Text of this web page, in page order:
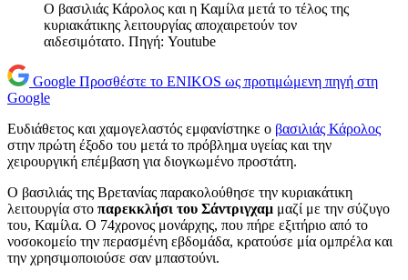
Ο βασιλιάς Κάρολος και η Καμίλα μετά το τέλος της
κυριακάτικης λειτουργίας αποχαιρετούν τον
αιδεσιμότατο. Πηγή: Youtube
Google Προσθέστε το ENIKOS ως προτιμώμενη πηγή στη
Google
Ευδιάθετος και χαμογελαστός εμφανίστηκε ο βασιλιάς Κάρολος
στην πρώτη έξοδο του μετά το πρόβλημα υγείας και την
χειρουργική επέμβαση για διογκωμένο προστάτη.
Ο βασιλιάς της Βρετανίας παρακολούθησε την κυριακάτικη
λειτουργία στο παρεκκλήσι του Σάντριγχαμ μαζί με την σύζυγο
του, Καμίλα. Ο 74χρονος μονάρχης, που πήρε εξιτήριο από το
νοσοκομείο την περασμένη εβδομάδα, κρατούσε μία ομπρέλα και
την χρησιμοποιούσε σαν μπαστούνι.